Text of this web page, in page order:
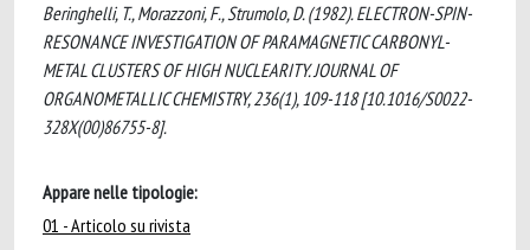
Beringhelli, T., Morazzoni, F., Strumolo, D. (1982). ELECTRON-SPIN-
RESONANCE INVESTIGATION OF PARAMAGNETIC CARBONYL-
METAL CLUSTERS OF HIGH NUCLEARITY. JOURNAL OF
ORGANOMETALLIC CHEMISTRY, 236(1), 109-118 [10.1016/S0022-
328X(00)86755-8].
Appare nelle tipologie:
01 - Articolo su rivista